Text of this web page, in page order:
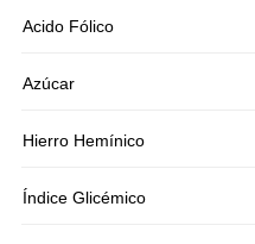
Acido Fólico
Azúcar
Hierro Hemínico
Índice Glicémico